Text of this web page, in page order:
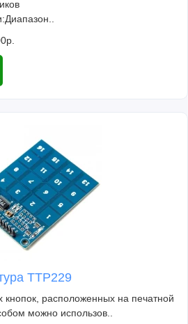
TTP229
кнопок, расположенных на печатной
можно использов..